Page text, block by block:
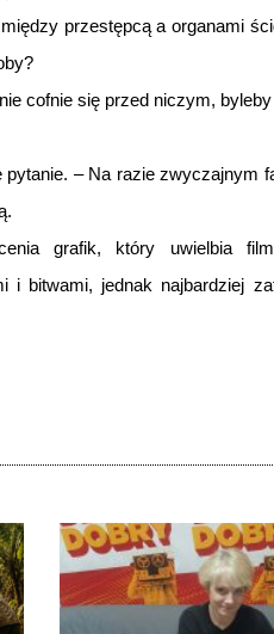
przestępcą a organami
cofnie się przed niczym,
– Na razie zwyczajnym
grafik, który uwielbia
i bitwami, jednak najbardziej